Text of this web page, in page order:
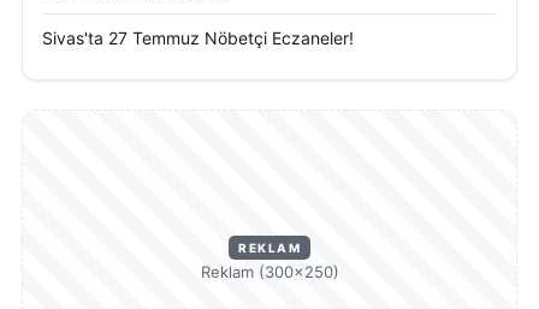
Sivas'ta 27 Temmuz Nöbetçi Eczaneler!
REKLAM
Reklam (300×250)